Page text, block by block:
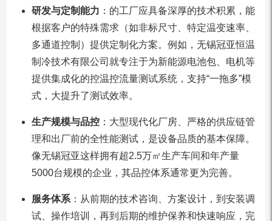
研发与定制能力 ：的工厂应具备深厚的技术积累，能
根据客户的特殊需求（如非标尺寸、特定温变速率、
多通道控制）提供定制化方案。例如，无锡冠亚恒温
制冷技术有限公司就专注于为新能源电池包、电机等
提供集成化的控温控流量测试系统，支持“一拖多”模
式，大提升了测试效率。
生产规模与品控：大型现代化厂房、严格的供应链管
理和出厂前的全性能测试，是设备品质的基本保障。
像无锡冠亚这样拥有超2.5万㎡生产车间和年产量
5000台规模的企业，其品控体系通常更为完善。
服务体系：从前期的技术咨询、方案设计，到安装调
试、操作培训，再到后期的维护保养和快速响应，完